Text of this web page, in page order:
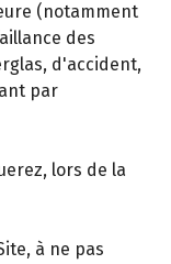
(notamment
des
d'accident,
par
lors de la
à ne pas